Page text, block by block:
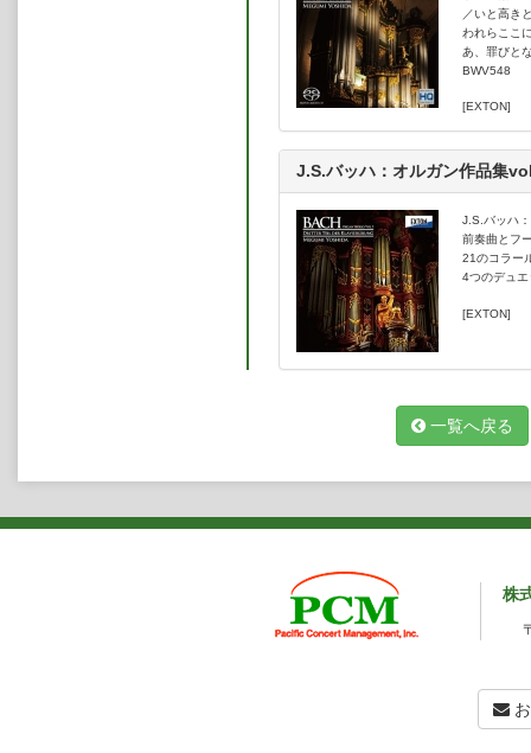
今月の一枚で紹介されるなど、高
現在、愛知県立芸術大学、日本大
師、カトリック吉祥寺教会オルガニ
／いと高き
われらここ
あ、罪びと
BWV548
[EXTON]
J.S.バッハ：オルガン作品集
J.S.バッハ
前奏曲とフ
21のコラー
4つのデュ
[EXTON]
一覧へ戻る
株